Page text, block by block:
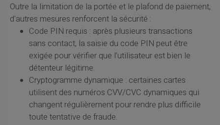
Outre la limitation de la portée et le plafond de paiement,
d'autres mesures renforcent la sécurité :
Code PIN requis : après plusieurs transactions
sans contact, la saisie du code PIN peut être
exigée pour vérifier que l’utilisateur est bien le
détenteur légitime.
Cryptogramme dynamique : certaines cartes
utilisent des numéros CVV/CVC dynamiques qui
changent régulièrement pour rendre plus difficile
toute tentative de fraude.